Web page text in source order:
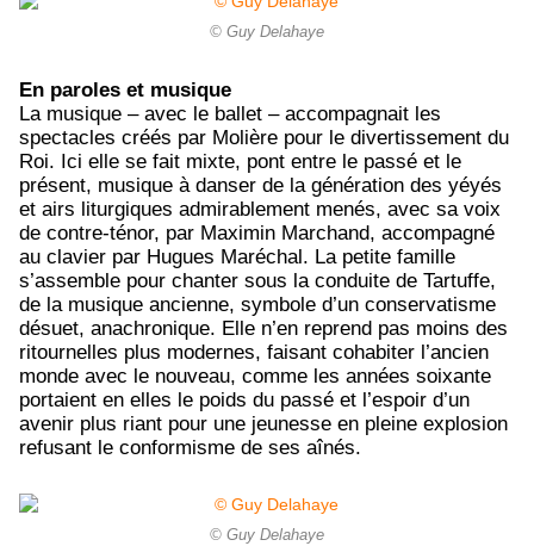
© Guy Delahaye
En paroles et musique
La musique – avec le ballet – accompagnait les
spectacles créés par Molière pour le divertissement du
Roi. Ici elle se fait mixte, pont entre le passé et le
présent, musique à danser de la génération des yéyés
et airs liturgiques admirablement menés, avec sa voix
de contre-ténor, par Maximin Marchand, accompagné
au clavier par Hugues Maréchal. La petite famille
s’assemble pour chanter sous la conduite de Tartuffe,
de la musique ancienne, symbole d’un conservatisme
désuet, anachronique. Elle n’en reprend pas moins des
ritournelles plus modernes, faisant cohabiter l’ancien
monde avec le nouveau, comme les années soixante
portaient en elles le poids du passé et l’espoir d’un
avenir plus riant pour une jeunesse en pleine explosion
refusant le conformisme de ses aînés.
© Guy Delahaye